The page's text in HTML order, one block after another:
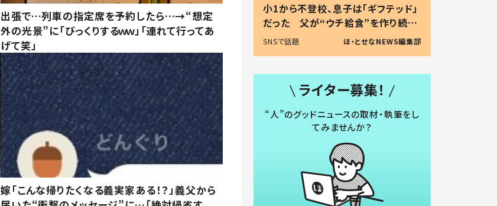
出張で…列車の指定席を予約したら…→“想定
外の光景”に「びっくりするｗｗ」「連れて行ってあ
げて笑」
嫁「こんな帰りたくなる義実家ある！？」義父から
小1から不登校、息子は「ギフテッド」
だった 父が“ウチ給食”を作り続け
る理由とは #令和の親 #令和の子
SNSで話題 ほ・とせなNEWS編集部
ライター募集！
“人”のグッドニュースの取材・執筆をし
てみませんか？